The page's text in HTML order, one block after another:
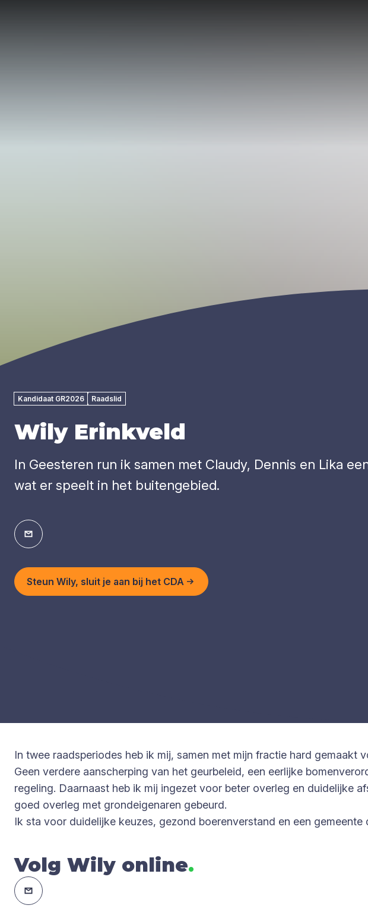
Kandidaat GR2026 Raadslid
Wily Erinkveld
In Geesteren run ik samen met Claudy, Dennis en Lika
wat er speelt in het buitengebied.
Steun Wily, sluit je aan bij het CDA
In twee raadsperiodes heb ik mij, samen met mijn fractie hard gemaakt
Geen verdere aanscherping van het geurbeleid, een eerlijke
regeling. Daarnaast heb ik mij ingezet voor beter overleg en duidelijke
goed overleg met grondeigenaren gebeurd.
Ik sta voor duidelijke keuzes, gezond boerenverstand en een gemeente
Volg Wily online.